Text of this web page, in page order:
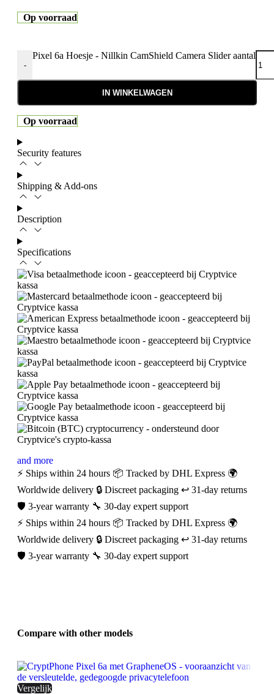
Op voorraad
-
Pixel 6a Hoesje - Nillkin CamShield Camera Slider aantal
IN WINKELWAGEN
Op voorraad
Security features
Shipping & Add-ons
Description
Specifications
and more
⚡ Ships within 24 hours 📦 Tracked by DHL Express 🌍
Worldwide delivery 🔒 Discreet packaging ↩️ 31-day returns
🛡️ 3-year warranty 🔧 30-day expert support
⚡ Ships within 24 hours 📦 Tracked by DHL Express 🌍
Worldwide delivery 🔒 Discreet packaging ↩️ 31-day returns
🛡️ 3-year warranty 🔧 30-day expert support
Compare with other models
Vergelijk